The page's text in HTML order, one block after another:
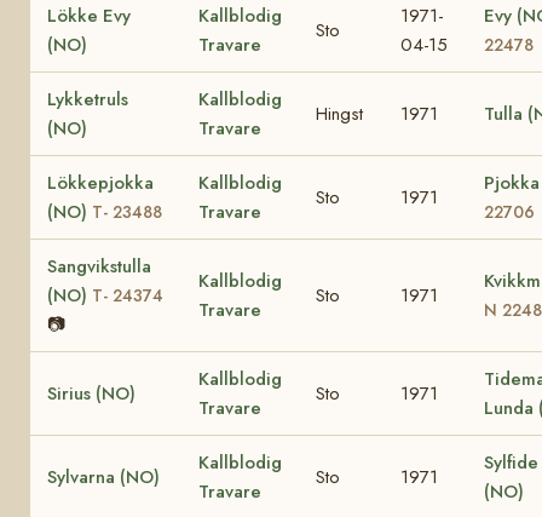
Lökke Evy
(NO)
Kallblodig
Travare
Sto
1971-
04-15
Evy
22478
Lykketruls
(NO)
Kallblodig
Travare
Hingst 1971 Tulla
Lökkepjokka
(NO) T- 23488
Kallblodig
Travare
Sto 1971
22706
Sangvikstulla
(NO) T- 24374
📷
Kallblodig
Travare
Sto 1971
N
Sirius (NO)
Kallblodig
Travare
Sto 1971
Lunda
Sylvarna (NO)
Kallblodig
Travare
Sto 1971
(NO)